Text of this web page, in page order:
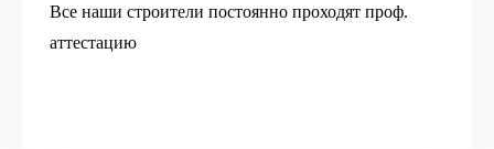
Все наши строители постоянно проходят проф.
аттестацию